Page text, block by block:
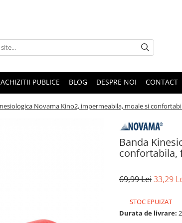
ACHIZITII PUBLICE BLOG DESPRE NOI CONTACT
Novama Kino2, impermeabila, moale si
Banda
confortabila,
69,99 Lei33,29
STOC EPUIZAT
Durata de livrare: